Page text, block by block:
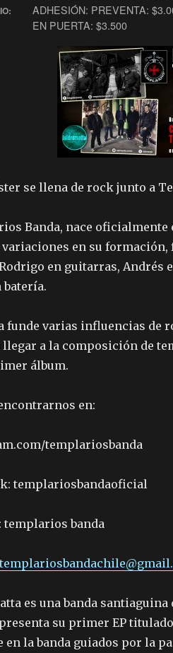
ADHESIÓN: PREVENTA:
EN PUERTA: $3.500
se llena de rock junto a
Banda, nace oficialmente
variaciones en su
en guitarras, Andrés
funde varias influencias de
llegar a la composición de
álbum.
en:
templariosbanda
templariosbandaoficial
templarios banda
es una banda santiaguina
presenta su primer EP
en la banda guiados por la